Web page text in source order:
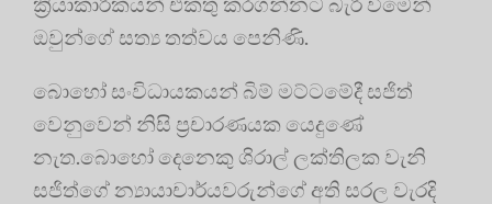
ඔවුන්ගේ සත්‍ය තත්වය පෙනිණි.
බොහෝ සංවිධායකයන් බිම් මට්ටමේදී සජිත්
වෙනුවෙන් නිසි ප්‍රචාරණයක යෙදුණේ
නැත.බොහෝ දෙනෙකු ශිරාල් ලක්තිලක වැනි
සජිත්ගේ න්‍යායාචාර්යවරුන්ගේ අති සරල වැරදි